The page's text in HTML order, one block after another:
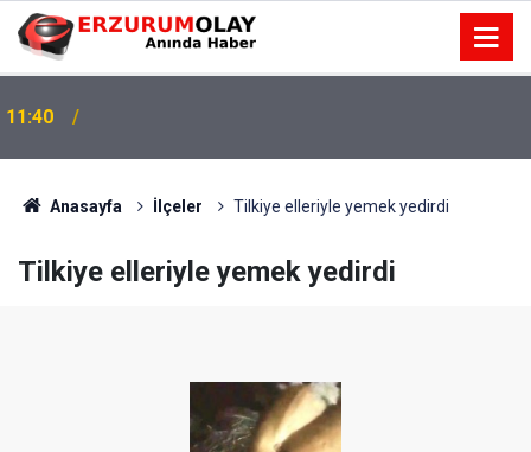
11:40
Anasayfa İlçeler Tilkiye elleriyle yemek yedirdi
Tilkiye elleriyle yemek yedirdi